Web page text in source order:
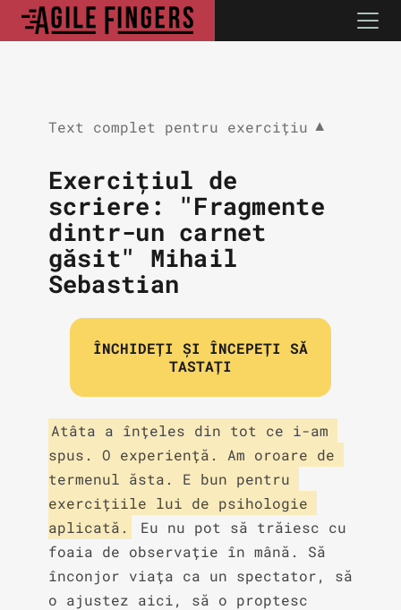
Text complet pentru exercițiu ▼
Exercițiul de
scriere: "Fragmente
dintr-un carnet
găsit" Mihail
Sebastian
ÎNCHIDEȚI ȘI ÎNCEPEȚI SĂ
TASTAȚI
Atâta a înțeles din tot ce i-am
spus. O experiență. Am oroare de
termenul ăsta. E bun pentru
exercițiile lui de psihologie
aplicată.
Eu nu pot să trăiesc cu
foaia de observație în mână. Să
înconjor viața ca un spectator, să
o ajustez aici, să o proptesc